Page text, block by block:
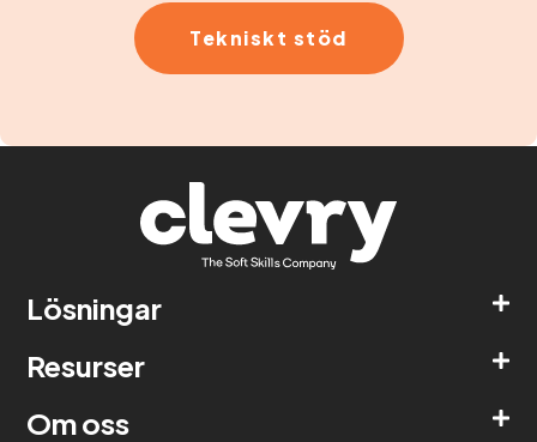
Tekniskt stöd
Lösningar
Resurser
Om oss